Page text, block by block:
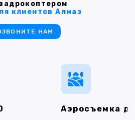
Аэросъемка
клиентов Алмаз
НАМ